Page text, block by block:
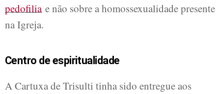
pedofiliae não sobre a homossexualidade presente
na Igreja.
Centro de espiritualidade
A Cartuxa de Trisulti tinha sido entregue aos